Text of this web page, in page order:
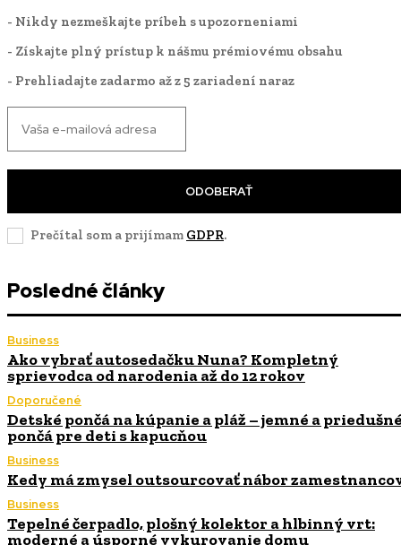
- Nikdy nezmeškajte príbeh s upozorneniami
- Získajte plný prístup k nášmu prémiovému obsahu
- Prehliadajte zadarmo až z 5 zariadení naraz
ODOBERAŤ
Prečítal som a prijímam GDPR.
Posledné články
Business
Ako vybrať autosedačku Nuna? Kompletný
sprievodca od narodenia až do 12 rokov
Doporučené
Detské pončá na kúpanie a pláž – jemné a
pončá pre deti s kapucňou
Business
Kedy má zmysel outsourcovať nábor
Business
Tepelné čerpadlo, plošný kolektor a hlbinný vrt:
moderné a úsporné vykurovanie domu